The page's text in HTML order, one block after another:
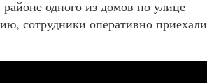
одного из домов по улице
сотрудники оперативно приехали